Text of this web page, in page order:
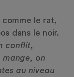
le rat,
dans le noir.
conflit,
mange, on
au niveau